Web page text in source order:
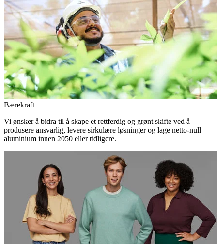
Bærekraft
Vi ønsker å bidra til å skape et rettferdig og grønt skifte ved å
produsere ansvarlig, levere sirkulære løsninger og lage netto-null
aluminium innen 2050 eller tidligere.